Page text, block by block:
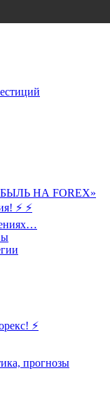
НА FOREX»
⚡ ⚡
⚡
прогнозы